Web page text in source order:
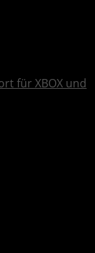
für XBOX und